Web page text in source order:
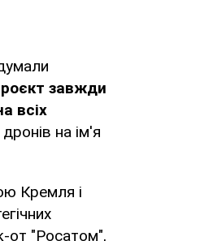
завжди
всіх
на ім'я
Кремля і
от "Росатом",